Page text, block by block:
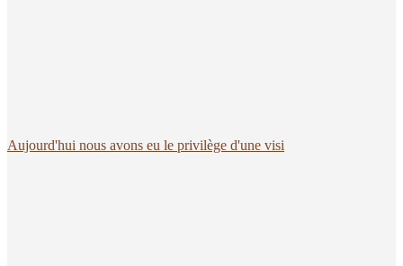
Aujourd'hui nous avons eu le privilège d'une visi